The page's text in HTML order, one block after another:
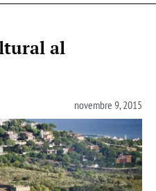
al
novembre 9, 2015